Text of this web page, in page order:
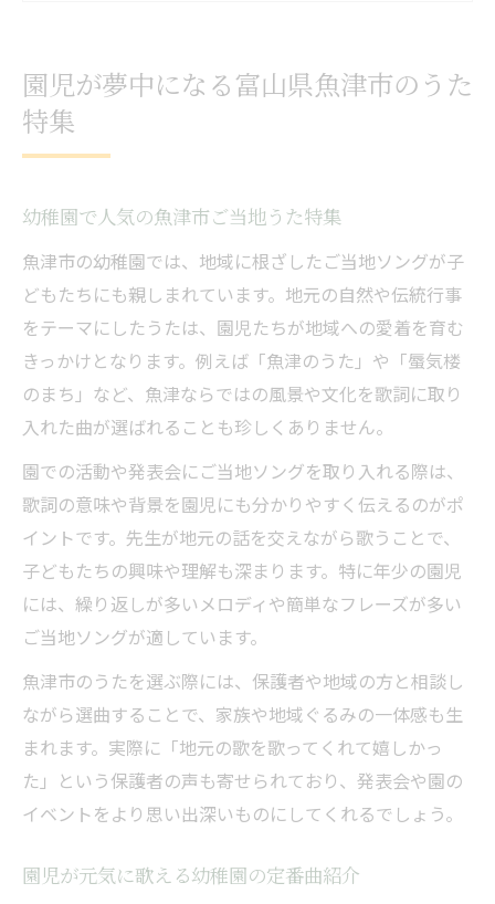
手遊びや発表会にぴったりな幼稚園向け曲選び
幼稚園の手遊び歌と発表会定番曲の選び方
発表会に最適な幼稚園の短く覚えやすい曲
富山県魚津市らしい手遊びうたの取り入れ
方
幼稚園児が集中できる発表会向けのうた選
定
魚津市ならではの地域色あふれる童謡の魅力
幼稚園で伝えたい魚津市のご当地童謡の魅
力
地域性を感じる幼稚園童謡の選び方ポイン
ト
魚津市発の幼稚園向けうたの良さを体験解
説
発表会で光る幼稚園の地域色あふれる歌紹
介
郷土愛を育む幼稚園の魚津市童謡活用方法
3歳児クラスの発表会で活躍するおすすめのうた
幼稚園3歳児クラス向け発表会の曲選び実例
発表会で映える幼稚園の短くて楽しいうた
3歳児が無理なく歌える幼稚園の選曲ポイン
園児が夢中になる富山県魚津市のうた
特集
幼稚園で人気の魚津市ご当地うた特集
魚津市の幼稚園では、地域に根ざしたご当地ソングが子
どもたちにも親しまれています。地元の自然や伝統行事
をテーマにしたうたは、園児たちが地域への愛着を育む
きっかけとなります。例えば「魚津のうた」や「蜃気楼
のまち」など、魚津ならではの風景や文化を歌詞に取り
入れた曲が選ばれることも珍しくありません。
園での活動や発表会にご当地ソングを取り入れる際は、
歌詞の意味や背景を園児にも分かりやすく伝えるのがポ
イントです。先生が地元の話を交えながら歌うことで、
子どもたちの興味や理解も深まります。特に年少の園児
には、繰り返しが多いメロディや簡単なフレーズが多い
ご当地ソングが適しています。
魚津市のうたを選ぶ際には、保護者や地域の方と相談し
ながら選曲することで、家族や地域ぐるみの一体感も生
まれます。実際に「地元の歌を歌ってくれて嬉しかっ
た」という保護者の声も寄せられており、発表会や園の
イベントをより思い出深いものにしてくれるでしょう。
園児が元気に歌える幼稚園の定番曲紹介